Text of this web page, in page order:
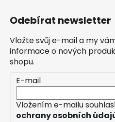
Odebírat newsletter
Vložte svůj e-mail a my
informace o nových
shopu.
E-mail
Vložením e-mailu
ochrany osobních